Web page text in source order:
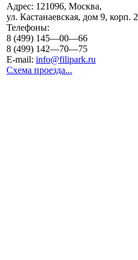
Адрес: 121096, Москва,
ул. Кастанаевская, дом 9, корп. 2
Телефоны:
8 (499) 145—00—66
8 (499) 142—70—75
E-mail: info@filipark.ru
Схема проезда...